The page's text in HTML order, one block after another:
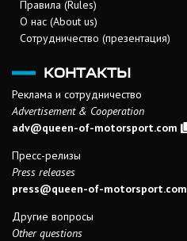
Правила (Rules)
О нас (About us)
Сотрудничество (презентация)
КОНТАКТЫ
Реклама и сотрудничество
Advertisement & Cooperation
adv@queen-of-motorsport.com
Пресс-релизы
Press releases
press@queen-of-motorsport.com
Другие вопросы
Other questions